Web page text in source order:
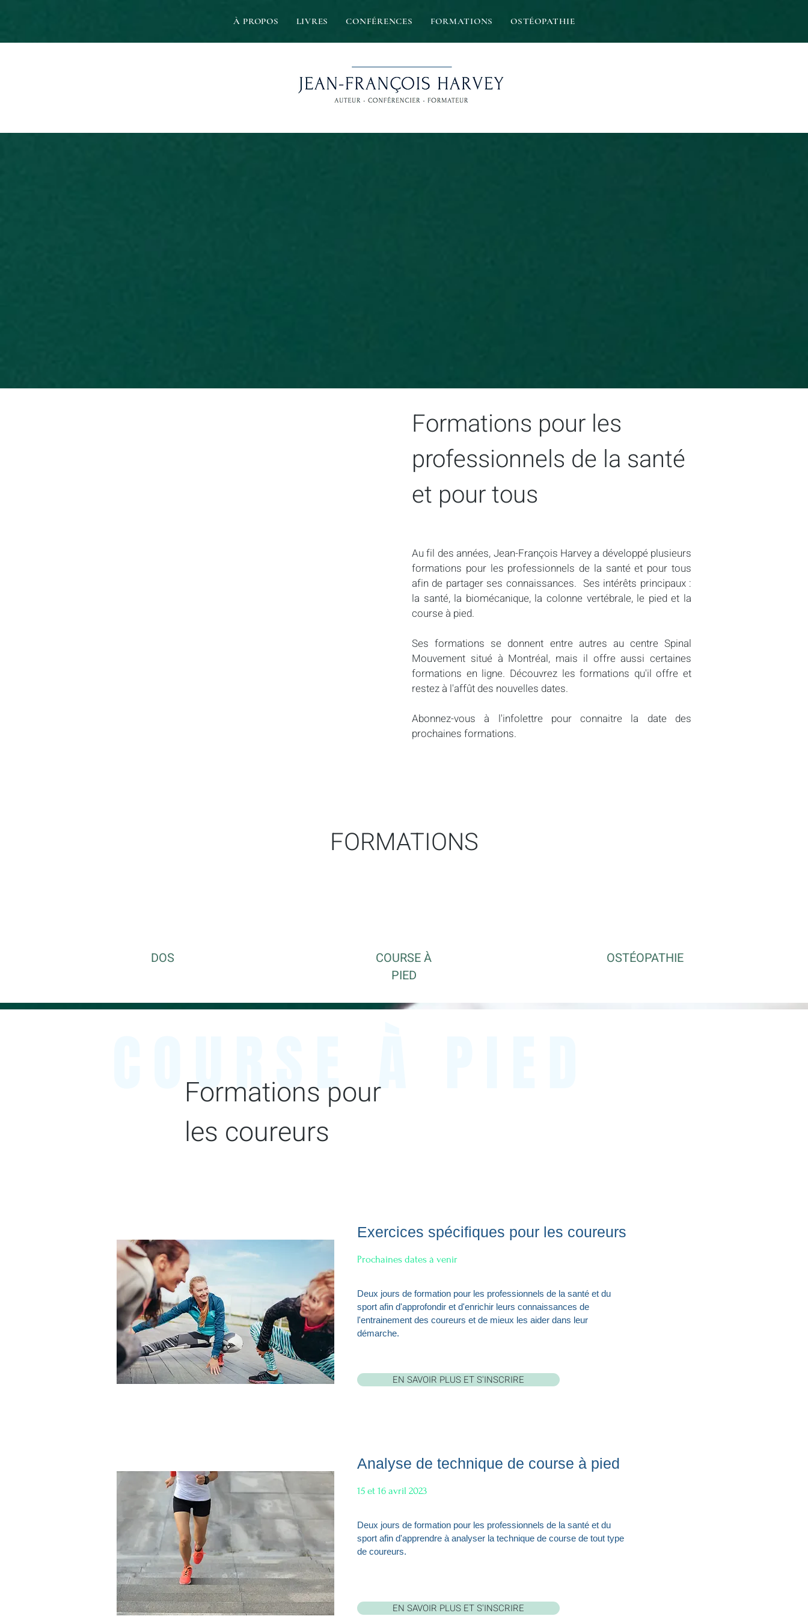
À PROPOS LIVRES CONFÉRENCES FORMATIONS OSTÉOPATHIE
FORMATIONS
DOS
COURSE À
PIED
OSTÉOPATHIE
Formations pour les
professionnels de la santé
et pour tous
Au fil des années, Jean-François Harvey a développé plusieurs
formations pour les professionnels de la santé et pour tous
afin de partager ses connaissances. Ses intérêts principaux :
la santé, la biomécanique, la colonne vertébrale, le pied et la
course à pied.
Ses formations se donnent entre autres au centre Spinal
Mouvement situé à Montréal, mais il offre aussi certaines
formations en ligne. Découvrez les formations qu'il offre et
restez à l'affût des nouvelles dates.
Abonnez-vous à l'infolettre pour connaitre la date des
prochaines formations.
COURSE À PIED
Formations pour
les coureurs
Exercices spécifiques pour les coureurs
Prochaines dates à venir
Deux jours de formation pour les professionnels de la santé et du
sport afin d'approfondir et d'enrichir leurs connaissances de
l'entrainement des coureurs et de mieux les aider dans leur
démarche.
EN SAVOIR PLUS ET S'INSCRIRE
Analyse de technique de course à pied
15 et 16 avril 2023
Deux jours de formation pour les professionnels de la santé et du
sport afin d'apprendre à analyser la technique de course de tout type
de coureurs.
EN SAVOIR PLUS ET S'INSCRIRE